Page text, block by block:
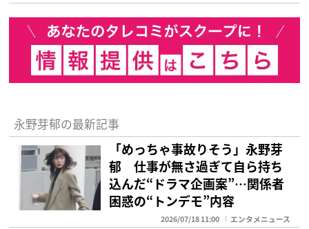
永野芽郁の最新記事
「めっちゃ事故りそう」永野芽
郁 仕事が無さ過ぎて自ら持ち
込んだ“ドラマ企画案”…関係者
困惑の“トンデモ”内容
2026/07/18 11:00 エンタメニュース